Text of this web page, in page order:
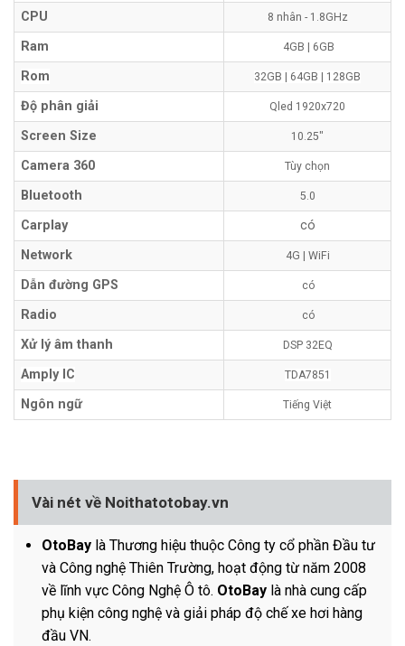
CPU 8 nhân - 1.8GHz
Ram 4GB | 6GB
Rom 32GB | 64GB | 128GB
Độ phân giải Qled 1920x720
Screen Size 10.25"
Camera 360 Tùy chọn
Bluetooth 5.0
Carplay
có
Network
4G | WiFi
Dẫn đường GPS có
Radio có
Xử lý âm thanh DSP 32EQ
Amply IC TDA7851
Ngôn ngữ Tiếng Việt
Vài nét về Noithatotobay.vn
OtoBaylà Thương hiệu thuộc Công ty cổ phần Đầu tư
và Công nghệ Thiên Trường, hoạt động từ năm 2008
về lĩnh vực Công Nghệ Ô tô. OtoBaylà nhà cung cấp
phụ kiện công nghệ và giải pháp độ chế xe hơi hàng
đầu VN.